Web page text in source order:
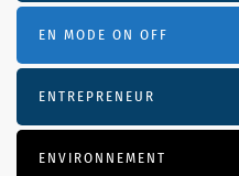
EN MODE ON OFF
ENTREPRENEUR
ENVIRONNEMENT